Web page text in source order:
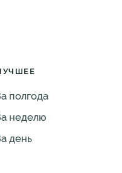
полгода
неделю
день